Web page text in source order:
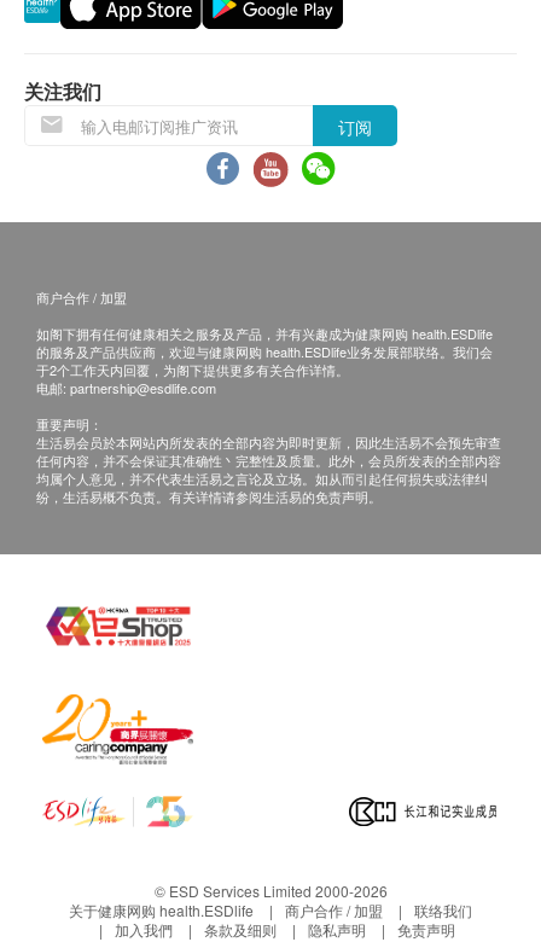
关注我们
订阅
商户合作 / 加盟
如阁下拥有任何健康相关之服务及产品，并有兴趣成为健康网购 health.ESDlife
的服务及产品供应商，欢迎与健康网购 health.ESDlife业务发展部联络。我们会
于2个工作天内回覆，为阁下提供更多有关合作详情。
电邮: partnership@esdlife.com
重要声明：
生活易会员於本网站内所发表的全部内容为即时更新，因此生活易不会预先审查
任何内容，并不会保证其准确性丶完整性及质量。此外，会员所发表的全部内容
均属个人意见，并不代表生活易之言论及立场。如从而引起任何损失或法律纠
纷，生活易概不负责。有关详情请参阅生活易的免责声明。
© ESD Services Limited 2000-2026
关于健康网购 health.ESDlife
商户合作 / 加盟
联络我们
加入我們
条款及细则 隐私声明
免责声明